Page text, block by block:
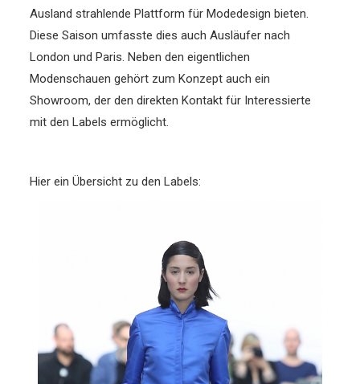
Ausland strahlende Plattform für Modedesign bieten.
Diese Saison umfasste dies auch Ausläufer nach
London und Paris. Neben den eigentlichen
Modenschauen gehört zum Konzept auch ein
Showroom, der den direkten Kontakt für Interessierte
mit den Labels ermöglicht.
Hier ein Übersicht zu den Labels: